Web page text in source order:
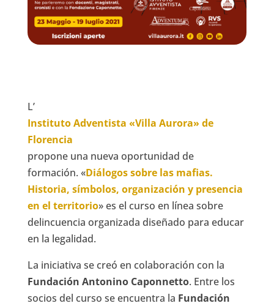
L’
Instituto Adventista «Villa Aurora» de
Florencia
propone una nueva oportunidad de
formación. «Diálogos sobre las mafias.
Historia, símbolos, organización y presencia
en el territorio» es el curso en línea sobre
delincuencia organizada diseñado para educar
en la legalidad.
La iniciativa se creó en colaboración con la
Fundación Antonino Caponnetto. Entre los
socios del curso se encuentra la Fundación